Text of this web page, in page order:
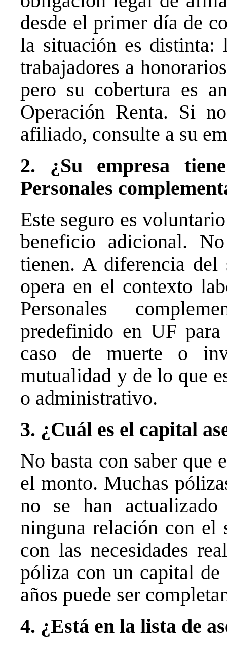
desde el primer día de
la situación es
trabajadores a
pero su cobertura es
Operación Renta. Si
afiliado, consulte a su
2. ¿Su empresa
Personales
Este seguro es
beneficio adicional.
tienen. A diferencia
opera en el contexto
Personales
predefinido en UF
caso de muerte o
mutualidad y de lo que
o administrativo.
3. ¿Cuál es el capital
No basta con saber que
el monto. Muchas
no se han
ninguna relación con el
con las necesidades
póliza con un capital
años puede ser
4. ¿Está en la lista de